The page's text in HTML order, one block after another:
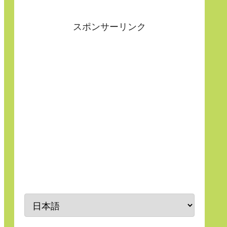
スポンサーリンク